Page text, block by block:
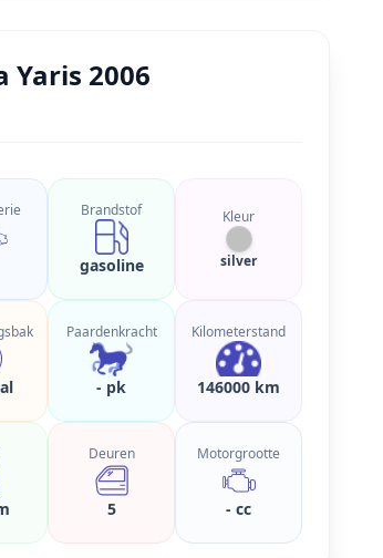
Yaris 2006
Brandstof
gasoline
Kleur
silver
Paardenkracht
- pk
Kilometerstand
146000 km
Deuren
5
Motorgrootte
- cc